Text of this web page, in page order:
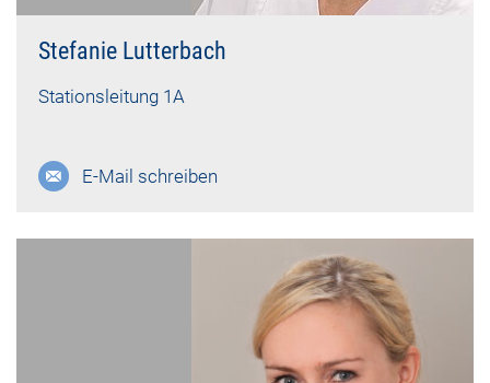
Stefanie Lutterbach
Stationsleitung 1A
E-Mail schreiben